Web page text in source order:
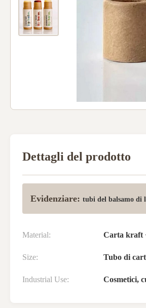
Dettagli del prodotto
Evidenziare: tubi del balsamo di
Material: Carta kraft
Size: Tubo di
Industrial Use: Cosmetici,